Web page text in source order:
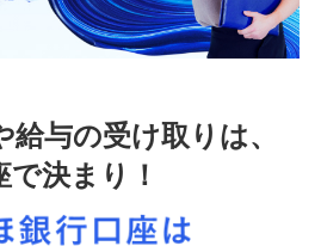
与の受け取りは、
決まり！